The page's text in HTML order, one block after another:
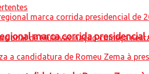
marca corrida